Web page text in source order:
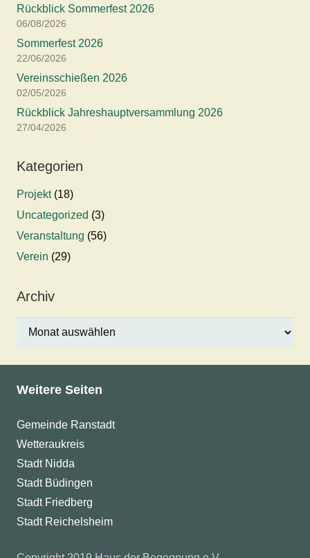
Rückblick Sommerfest 2026
06/08/2026
Sommerfest 2026
22/06/2026
Vereinsschießen 2026
02/05/2026
Rückblick Jahreshauptversammlung 2026
27/04/2026
Kategorien
Projekt(18)
Uncategorized (3)
Veranstaltung (56)
Verein (29)
Archiv
Archiv
Weitere Seiten
Gemeinde Ranstadt
Wetteraukreis
Stadt Nidda
Stadt Büdingen
Stadt Friedberg
Stadt Reichelsheim